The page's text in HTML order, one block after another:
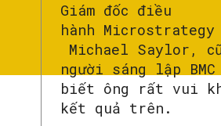
Giám đốc điều
hành Microstrategy
Michael Saylor,
người sáng lập BMC
biết ông rất vui
kết quả trên.